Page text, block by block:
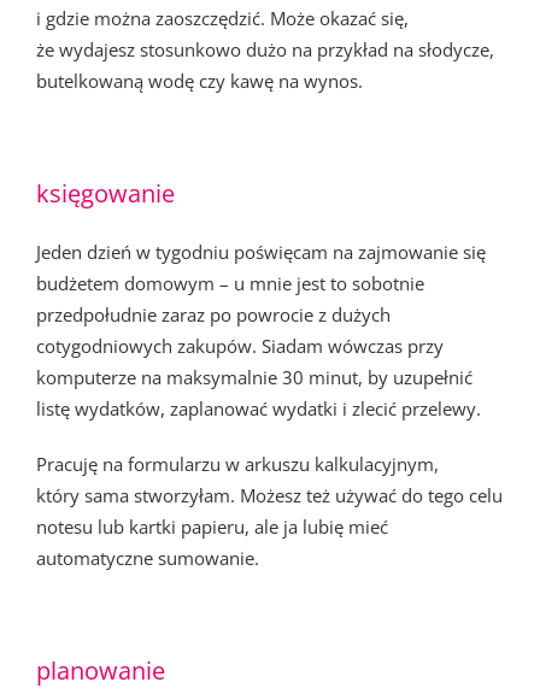
i gdzie można zaoszczędzić. Może okazać się,
że wydajesz stosunkowo dużo na przykład na słodycze,
butelkowaną wodę czy kawę na wynos.
księgowanie
Jeden dzień w tygodniu poświęcam na zajmowanie się
budżetem domowym – u mnie jest to sobotnie
przedpołudnie zaraz po powrocie z dużych
cotygodniowych zakupów. Siadam wówczas przy
komputerze na maksymalnie 30 minut, by uzupełnić
listę wydatków, zaplanować wydatki i zlecić przelewy.
Pracuję na formularzu w arkuszu kalkulacyjnym,
który sama stworzyłam. Możesz też używać do tego celu
notesu lub kartki papieru, ale ja lubię mieć
automatyczne sumowanie.
planowanie